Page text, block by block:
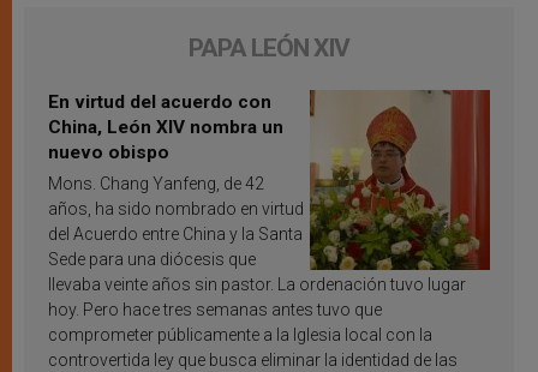
PAPA LEÓN XIV
En virtud del acuerdo con
China, León XIV nombra un
nuevo obispo
Mons. Chang Yanfeng, de 42
años, ha sido nombrado en virtud
del Acuerdo entre China y la Santa
Sede para una diócesis que
llevaba veinte años sin pastor. La ordenación tuvo lugar
hoy. Pero hace tres semanas antes tuvo que
comprometer públicamente a la Iglesia local con la
controvertida ley que busca eliminar la identidad de las